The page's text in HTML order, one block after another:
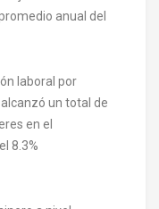
anual del
laboral por
un total de
en el
8.3%